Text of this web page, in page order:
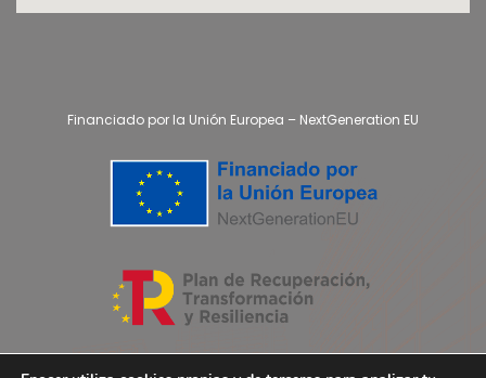
Financiado por la Unión Europea – NextGeneration EU